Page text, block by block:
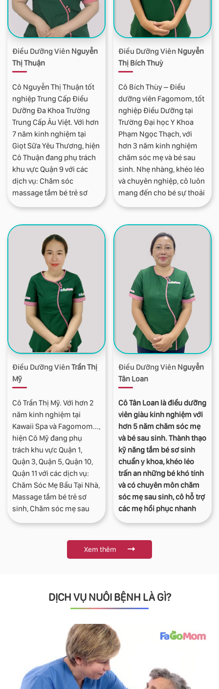
Điều Dưỡng Viên Nguyễn
Thị Thuận
Cô Nguyễn Thị Thuận tốt
nghiệp Trung Cấp Điều
Dưỡng Đa Khoa Trường
Trung Cấp Âu Việt. Với hơn
7 năm kinh nghiệm tại
Giọt Sữa Yêu Thương, hiện
Cô Thuận đang phụ trách
khu vực Quận 9 với các
dịch vụ: Chăm sóc
massage tắm bé trẻ sơ
sinh, massage thông tắc
, thay băng cắt chỉ các loại
vết mổ và vết cắt tầng sinh
môn nếu khâu chỉ thường
Điều Dưỡng Viên Nguyễn
Thị Bích Thuỳ
Cô Bích Thùy – Điều
dưỡng viên Fagomom, tốt
nghiệp Điều Dưỡng tại
Trường Đại học Y Khoa
Phạm Ngọc Thạch, với
hơn 3 năm kinh nghiệm
chăm sóc mẹ và bé sau
sinh. Nhẹ nhàng, khéo léo
và chuyên nghiệp, cô luôn
mang đến cho bé sự thoải
mái và giúp mẹ nhanh
Điều Dưỡng ViênTrần Thị
Mỹ
Cô Trần Thị Mỹ. Với hơn 2
năm kinh nghiệm tại
Kawaii Spa và Fagomom...,
hiện Cô Mỹ đang phụ
trách khu vực Quận 1,
Quận 3, Quận 5, Quận 10,
Quận 11 với các dịch vụ:
Chăm Sóc Mẹ Bầu Tại Nhà,
Massage tắm bé trẻ sơ
sinh, Chăm sóc mẹ sau
sinh
Điều Dưỡng Viên Nguyễn
Tân Loan
Cô Tân Loan là điều dưỡng
viên giàu kinh nghiệm với
hơn 5 năm chăm sóc mẹ
và bé sau sinh. Thành thạo
kỹ năng tắm bé sơ sinh
chuẩn y khoa, khéo léo
trấn an những bé khó tính
và có chuyên môn chăm
sóc mẹ sau sinh, cô hỗ trợ
các mẹ hồi phục nhanh
chóng cả về sức khỏe lẫn
tâm cho gia đình. Bên
cạnh đó, cô có kinh
luôn theo sát quá trình
phát triển của bé. Ngoài
chăm bé theo giờ tại nhà
với các kỹ năng như cho
ngủ, vui chơi và tương tác
phù hợp theo từng độ
Xem thêm
DỊCH VỤ NUÔI BỆNH LÀ GÌ?